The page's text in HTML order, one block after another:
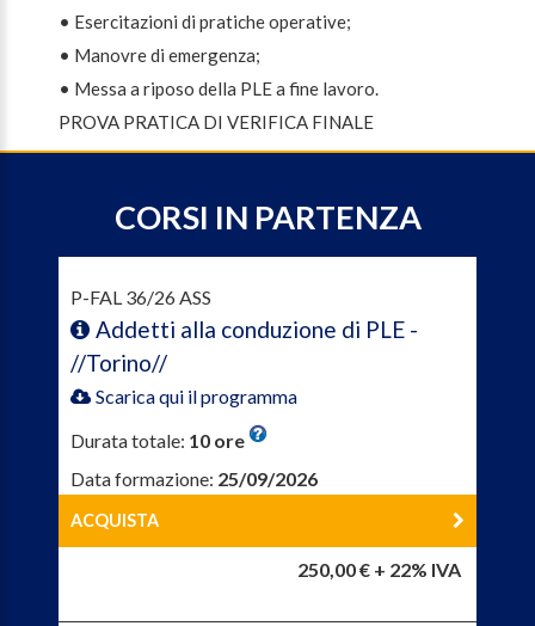
• Esercitazioni di pratiche operative;
• Manovre di emergenza;
• Messa a riposo della PLE a fine lavoro.
PROVA PRATICA DI VERIFICA FINALE
CORSI IN PARTENZA
P-FAL 36/26 ASS
Addetti alla conduzione di PLE -
//Torino//
Scarica qui il programma
Durata totale: 10 ore
Data formazione: 25/09/2026
ACQUISTA
250,00 € + 22% IVA